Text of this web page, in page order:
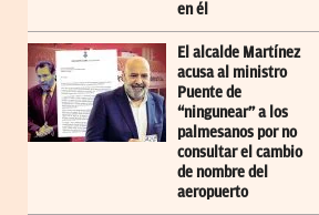
en él
El alcalde Martínez
acusa al ministro
Puente de
“ningunear” a los
palmesanos por no
consultar el cambio
de nombre del
aeropuerto